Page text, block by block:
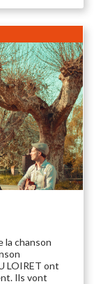
la chanson
LOIRET ont
Ils vont